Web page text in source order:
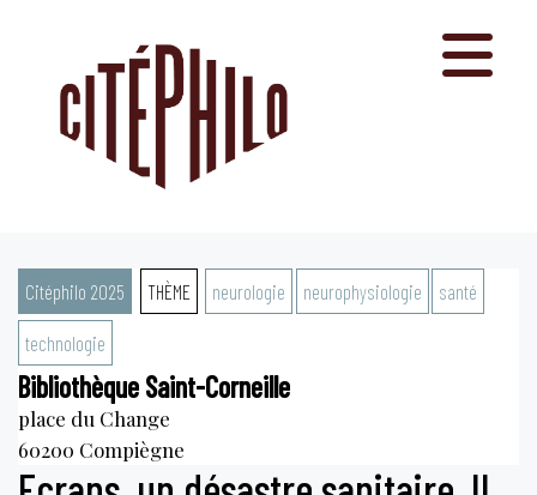
Citéphilo 2025 THÈME neurologie neurophysiologie santé
technologie
Bibliothèque Saint-Corneille
place du Change
60200 Compiègne